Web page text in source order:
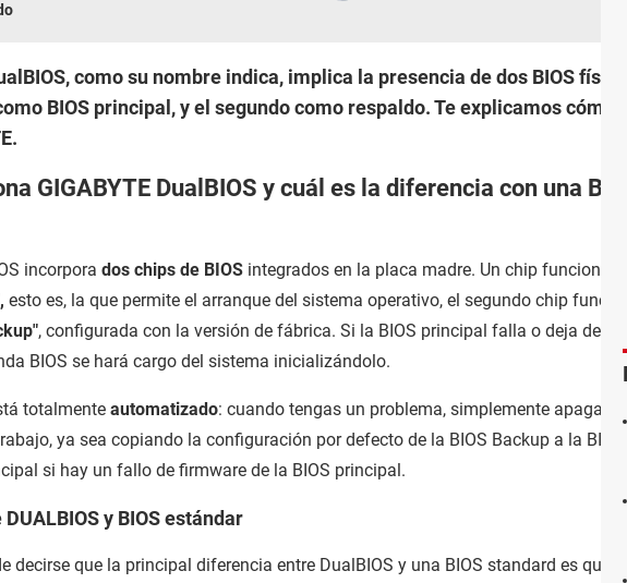
como su nombre indica, implica la presencia de dos BIOS
BIOS principal, y el segundo como respaldo. Te explicamos cómo
GIGABYTE DualBIOS y cuál es la diferencia con una BIOS
incorpora dos chips de BIOS integrados en la placa madre. Un chip funciona
esto es, la que permite el arranque del sistema operativo, el segundo chip
, configurada con la versión de fábrica. Si la BIOS principal falla o deja de
BIOS se hará cargo del sistema inicializándolo.
totalmente automatizado: cuando tengas un problema, simplemente apaga el
ya sea copiando la configuración por defecto de la BIOS Backup a la
si hay un fallo de firmware de la BIOS principal.
y BIOS estándar
decirse que la principal diferencia entre DualBIOS y una BIOS standard es que